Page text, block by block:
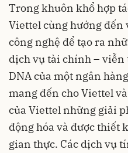
Trong khuôn khổ hợp
Viettel cùng hướng
công nghệ để tạo ra
dịch vụ tài chính – viễn
DNA của một ngân
mang đến cho Viettel
của Viettel những giải
động hóa và được thiết
gian thực. Các dịch vụ